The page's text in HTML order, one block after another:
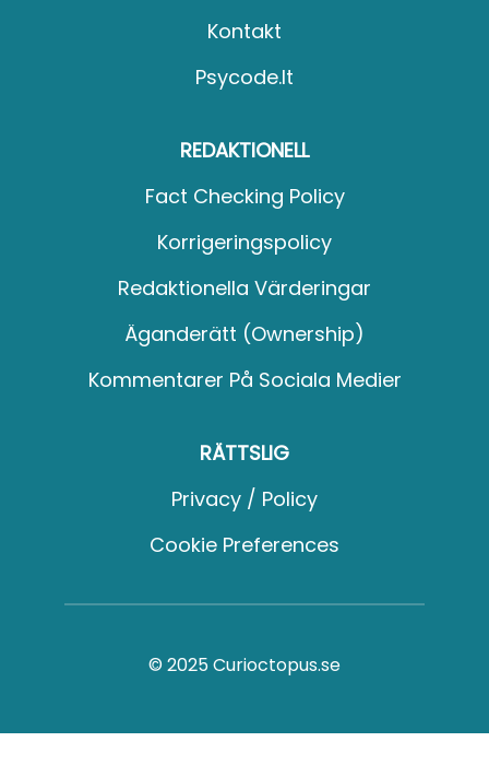
Kontakt
Psycode.it
REDAKTIONELL
Fact Checking Policy
Korrigeringspolicy
Redaktionella Värderingar
Äganderätt (Ownership)
Kommentarer På Sociala Medier
RÄTTSLIG
Privacy / Policy
Cookie Preferences
© 2025 Curioctopus.se